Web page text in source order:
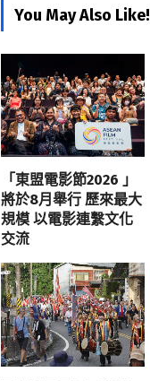
You May Also Like!
「東盟電影節2026 」
將於8月舉行 歷來最大
規模 以電影連繫文化
交流